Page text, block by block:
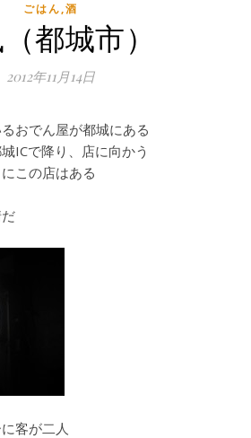
ごはん,酒
都城市）
2012年11月14日
おでん屋が都城にある
ICで降り、店に向かう
この店はある
客が二人